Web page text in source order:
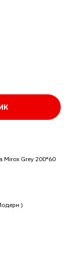
Mirox Grey 200*60
)